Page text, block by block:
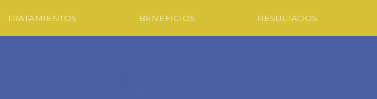
TRATAMIENTOS BENEFICIOS RESULTADOS